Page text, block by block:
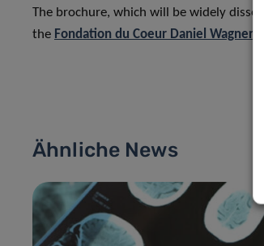
The brochure, which will be widely
the Fondation du Coeur Daniel Wagner
Ähnliche News